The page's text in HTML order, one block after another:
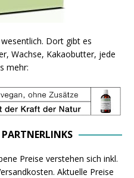
Dort gibt es
Wachse, Kakaobutter, jede
mehr:
Preise verstehen sich inkl.
Aktuelle Preise